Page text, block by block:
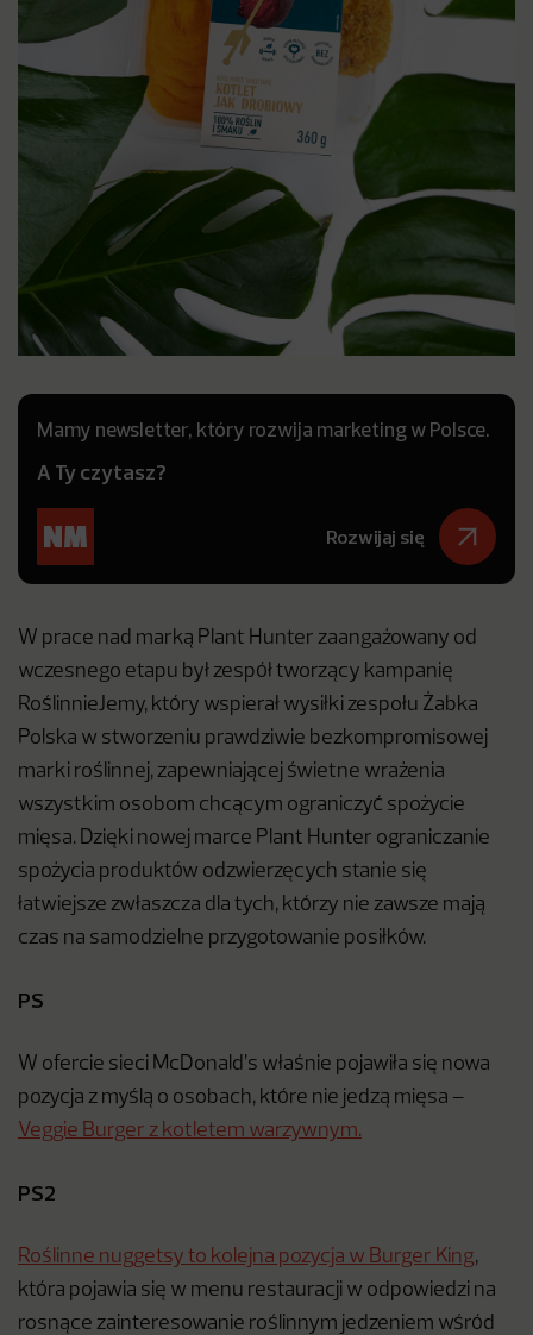
Mamy newsletter, który rozwija marketing w Polsce.
A Ty czytasz?
Rozwijaj się
W prace nad marką Plant Hunter zaangażowany od
wczesnego etapu był zespół tworzący kampanię
RoślinnieJemy, który wspierał wysiłki zespołu Żabka
Polska w stworzeniu prawdziwie bezkompromisowej
marki roślinnej, zapewniającej świetne wrażenia
wszystkim osobom chcącym ograniczyć spożycie
mięsa. Dzięki nowej marce Plant Hunter ograniczanie
spożycia produktów odzwierzęcych stanie się
łatwiejsze zwłaszcza dla tych, którzy nie zawsze mają
czas na samodzielne przygotowanie posiłków.
PS
W ofercie sieci McDonald’s właśnie pojawiła się nowa
pozycja z myślą o osobach, które nie jedzą mięsa –
Veggie Burger z kotletem warzywnym.
PS2
Roślinne nuggetsy to kolejna pozycja w Burger King,
która pojawia się w menu restauracji w odpowiedzi na
rosnące zainteresowanie roślinnym jedzeniem wśród